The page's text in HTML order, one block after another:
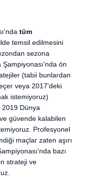
tüm
temsil edilmesini
sezona
ön
(tabii bunlardan
veya 2017'deki
istemiyoruz)
2019 Dünya
güvende kalabilen
Profesyonel
maçlar zaten aşırı
bazı
strateji ve